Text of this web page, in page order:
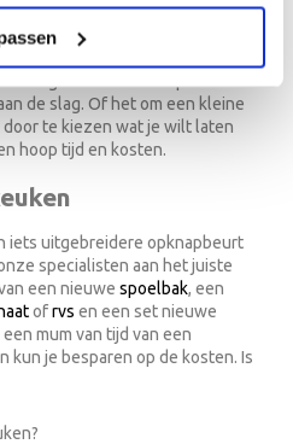
deurgrepenvoor een nieuwe
wat je nodig hebt. Het maakt
de slag. Of het om een kleine
te kiezen wat je wilt laten
hoop tijd en kosten.
iets uitgebreidere opknapbeurt
specialisten aan het juiste
een nieuwe spoelbak, een
ofrvs en een set nieuwe
mum van tijd van een
kun je besparen op de kosten. Is